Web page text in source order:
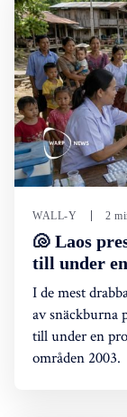
WALL-Y 2
🐚 Laos
till under
I de mest
av snäckburna
till under en
områden 2003.